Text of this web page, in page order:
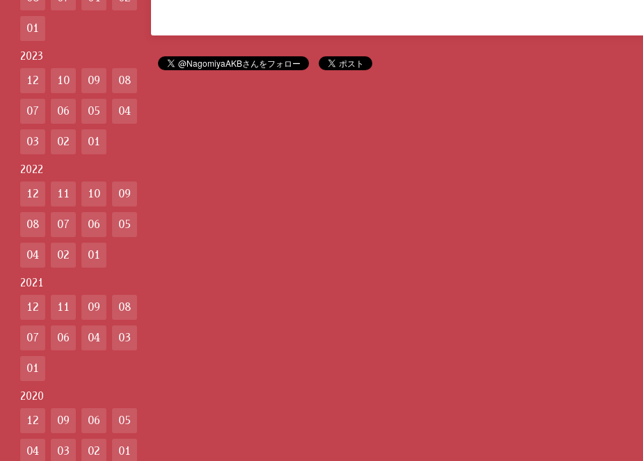
01
2023
12 10 09 08
07 06 05 04
03 02 01
2022
12 11 10 09
08 07 06 05
04 02 01
2021
12 11 09 08
07 06 04 03
01
2020
12 09 06 05
04 03 02 01